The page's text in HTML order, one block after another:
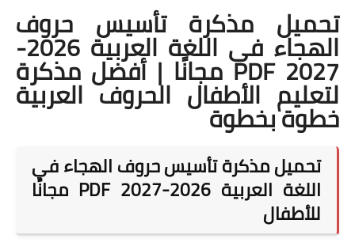
تحميل مذكرة تأسيس حروف
الهجاء في اللغة العربية 2026-
2027 PDF مجانًا | أفضل مذكرة
لتعليم الأطفال الحروف العربية
خطوة بخطوة
تحميل مذكرة تأسيس حروف الهجاء في
اللغة العربية 2026-2027 PDF مجانًا
للأطفال